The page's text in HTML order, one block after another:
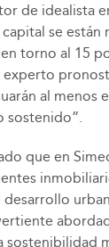
de idealista
se están
torno al 15
experto
al menos
sostenido”.
que en
sostenibilidad